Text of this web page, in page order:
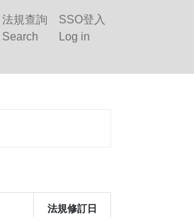
法規查詢
Search
SSO登入
Log in
法規修訂日